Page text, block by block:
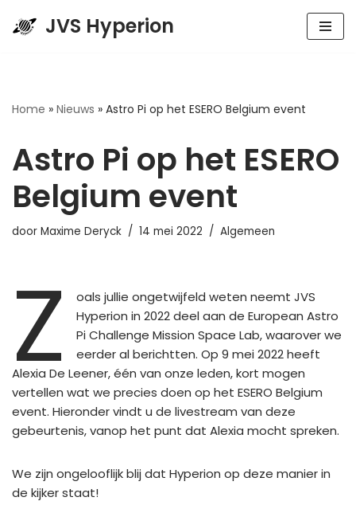
JVS Hyperion
Home » Nieuws » Astro Pi op het ESERO Belgium event
Astro Pi op het ESERO
Belgium event
door Maxime Deryck 14 mei 2022 Algemeen
Z
oals jullie ongetwijfeld weten neemt JVS
Hyperion in 2022 deel aan de European Astro
Pi Challenge Mission Space Lab, waarover we
eerder al berichtten. Op 9 mei 2022 heeft
Alexia De Leener, één van onze leden, kort mogen
vertellen wat we precies doen op het ESERO Belgium
event. Hieronder vindt u de livestream van deze
gebeurtenis, vanop het punt dat Alexia mocht spreken.
We zijn ongelooflijk blij dat Hyperion op deze manier in
de kijker staat!